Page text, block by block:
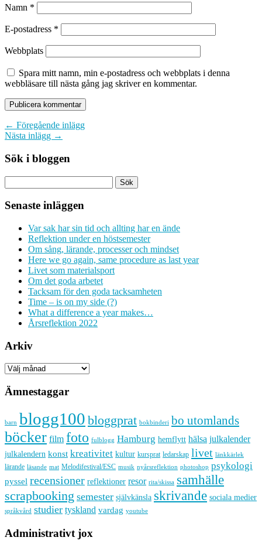
Namn *
E-postadress *
Webbplats
Spara mitt namn, min e-postadress och webbplats i denna
webbläsare till nästa gång jag skriver en kommentar.
← Föregående inlägg
Nästa inlägg →
Sök i bloggen
Senaste inläggen
Var sak har sin tid och allting har en ände
Reflektion under en höstsemester
Om sång, lärande, processer och mindset
Here we go again, same procedure as last year
Livet som materialsport
Om det goda arbetet
Tacksam för den goda tacksamheten
Time – is on my side (?)
What a difference a year makes…
Årsreflektion 2022
Arkiv
Arkiv
Ämnestaggar
barn blogg100 bloggprat bokbinderi bo utomlands
böcker film foto fulblogg Hamburg hemflytt hälsa julkalender
julkalendern konst kreativitet kultur kursprat ledarskap livet länkkärlek
lärande läsande mat Melodifestival/ESC musik nyårsreflektion photoshop psykologi
pyssel recensioner reflektioner resor rita/skissa samhälle
scrapbooking semester självkänsla skrivande sociala medier
språkvård studier tyskland vardag youtube
Administrativt jox